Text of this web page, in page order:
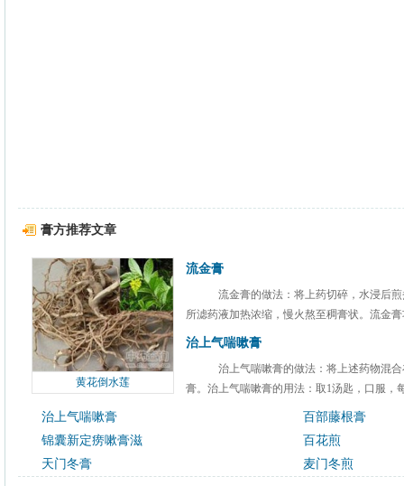
膏方推荐文章
黄花倒水莲
流金膏
流金膏的做法：将上药切碎，水浸后
所滤药液加热浓缩，慢火熬至稠膏状。流金
治上气喘嗽膏
治上气喘嗽膏的做法：将上述药物混
膏。治上气喘嗽膏的用法：取1汤匙，口服，
治上气喘嗽膏
百部藤根膏
锦囊新定痨嗽膏滋
百花煎
天门冬膏
麦门冬煎